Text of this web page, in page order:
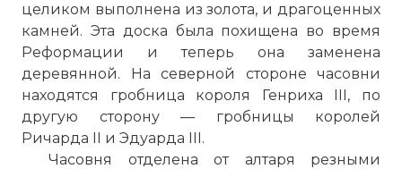
целиком выполнена из золота, и драгоценных
камней. Эта доска была похищена во время
Реформации и теперь она заменена
деревянной. На северной стороне часовни
находятся гробница короля Генриха III, по
другую сторону — гробницы королей
Ричарда II и Эдуарда III.
Часовня отделена от алтаря резными